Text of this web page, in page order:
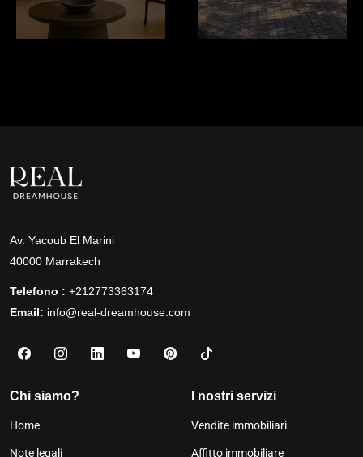
Av. Yacoub El Marini
40000 Marrakech
Telefono : +212773363174
Email: info@real-dreamhouse.com
Chi siamo?
Home
Note legali
I nostri servizi
Vendite immobiliari
Affitto immobiliare